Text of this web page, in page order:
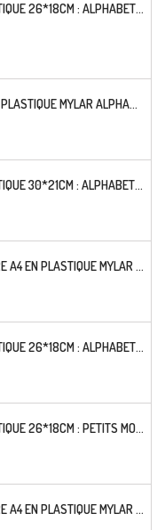
POCHOIR PLASTIQUE 26*18CM : ALPHABET (03)
POCHOIR A4 EN PLASTIQUE MYLAR ALPHABET LETTRE TYPO CHARLEMAGNE 28 MM
POCHOIR PLASTIQUE 30*21CM : ALPHABET (03)
POCHOIR LETTRE A4 EN PLASTIQUE MYLAR ALPHABET STYLE STENCIL BOLD 30 MM
POCHOIR PLASTIQUE 26*18CM : ALPHABET (16)
POCHOIR PLASTIQUE 26*18CM : PETITS MOTIFS FLORALES
POCHOIR LETTRE A4 EN PLASTIQUE MYLAR ALPHABET RACINE 30 MM